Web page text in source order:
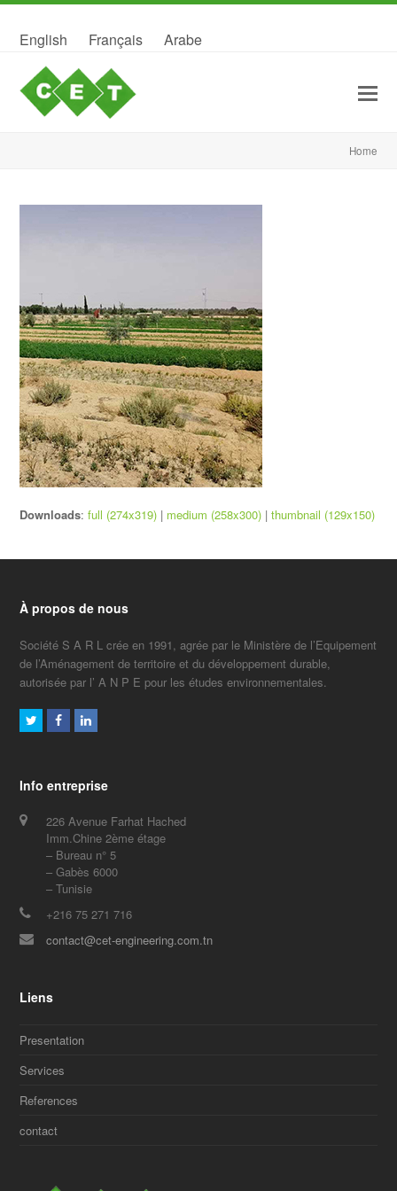
English Français Arabe
Home
Downloads:full (274x319) | medium (258x300) |thumbnail (129x150)
À propos de nous
Société S A R L crée en 1991, agrée par le Ministère de l’Equipement
de l’Aménagement de territoire et du développement durable,
autorisée par l’ A N P E pour les études environnementales.
TwitterFacebookLinkedIn
Info entreprise
226 Avenue Farhat Hached
Imm.Chine 2ème étage
– Bureau n° 5
– Gabès 6000
– Tunisie
+216 75 271 716
contact@cet-engineering.com.tn
Liens
Presentation
Services
References
contact